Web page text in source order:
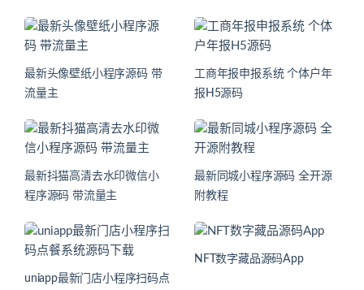
最新头像壁纸小程序源码 带
流量主
工商年报申报系统 个体户年
报H5源码
最新抖猫高清去水印微信小
程序源码 带流量主
最新同城小程序源码 全开源
附教程
uniapp最新门店小程序扫码点
NFT数字藏品源码App